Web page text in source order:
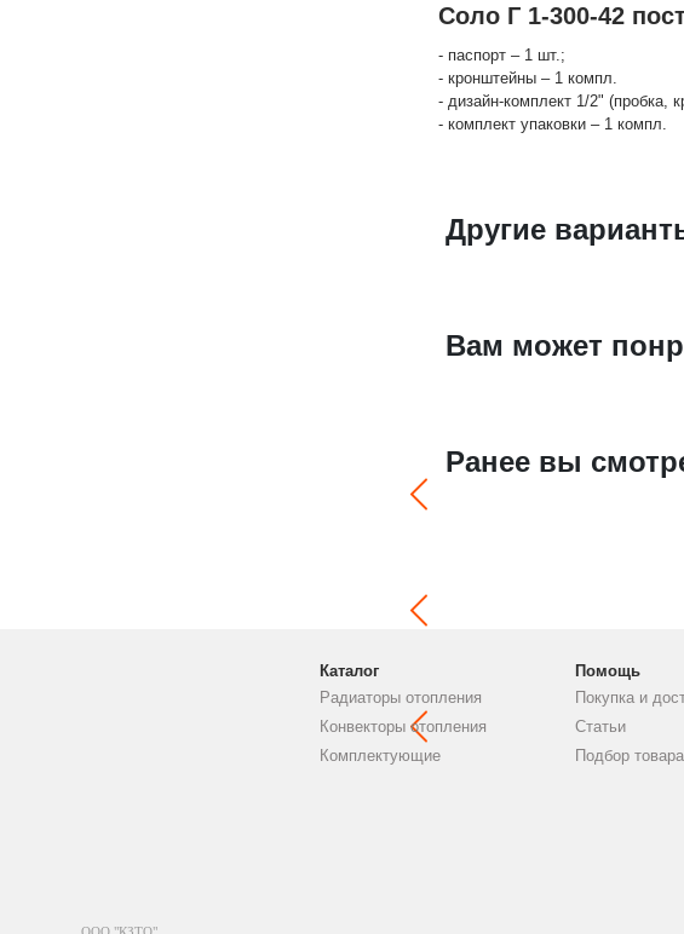
Соло Г 1-300-42
- паспорт – 1 шт.;
- кронштейны – 1 компл.
- дизайн-комплект 1/2" (пробка,
- комплект упаковки – 1 компл.
Другие
Вам может
Ранее вы
Каталог
Радиаторы отопления
Конвекторы отопления
Комплектующие
Помощь
Покупка и
Статьи
Подбор товара